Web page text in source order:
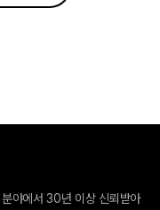
야에서 30년 이상 신뢰받아